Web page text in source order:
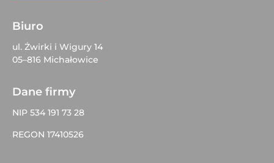
Biuro
ul. Żwirki i Wigury 14
05–816 Michałowice
Dane firmy
NIP 534 191 73 28
REGON 17410526